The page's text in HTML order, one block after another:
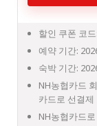
할인 쿠폰 코드:
예약 기간:
숙박 기간:
NH농협카드
카드로 선결
NH농협카드